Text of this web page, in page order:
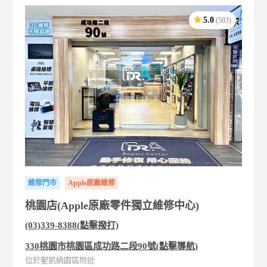
5.0 (503)
維修門市 Apple原廠維修
桃園店(Apple原廠零件獨立維修中心)
(03)339-8388(點擊撥打)
330桃園市桃園區成功路二段90號(點擊導航)
位於聖凱納園區附近